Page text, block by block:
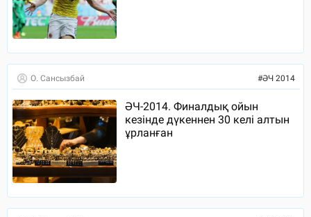
О. Сансызбай #ӘЧ 2014
ӘЧ-2014. Финалдық ойын
кезінде дүкеннен 30 келі алтын
ұрланған